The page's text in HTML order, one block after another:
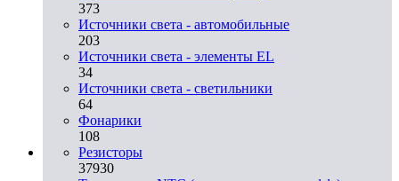
373
Источники света - автомобильные
203
Источники света - элементы EL
34
Источники света - светильники
64
Фонарики
108
Резисторы
37930